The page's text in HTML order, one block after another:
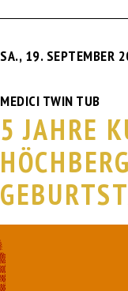
SA., 19. SEPTEMBER
MEDICI TWIN TUB
5 JAHRE